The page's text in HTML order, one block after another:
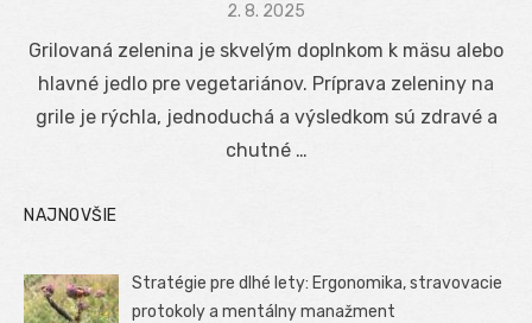
Posted
2. 8. 2025
Grilovaná zelenina je skvelým doplnkom k mäsu alebo
hlavné jedlo pre vegetariánov. Príprava zeleniny na
grile je rýchla, jednoduchá a výsledkom sú zdravé a
chutné …
NAJNOVŠIE
Stratégie pre dlhé lety: Ergonomika, stravovacie
protokoly a mentálny manažment